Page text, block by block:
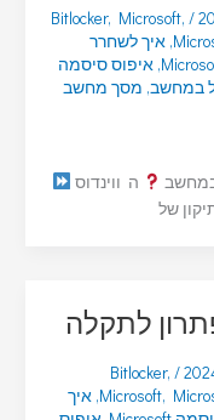
/
Bitlocker, Microsoft,
, איך לשחרר
, איפוס סיסמה
במחשב, מסך מחשב
ה ווינדוס
של
/
Bitlocker,
Microsoft,
, איך